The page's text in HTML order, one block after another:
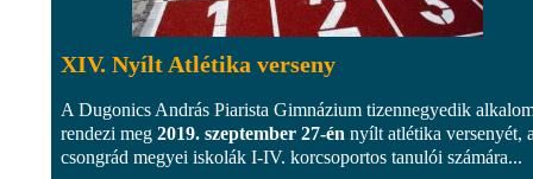
XIV. Nyílt Atlétika verseny
A Dugonics András Piarista Gimnázium tizennegyedik
rendezi meg 2019. szeptember 27-én nyílt atlétika versenyét,
csongrád megyei iskolák I-IV. korcsoportos tanulói számára...